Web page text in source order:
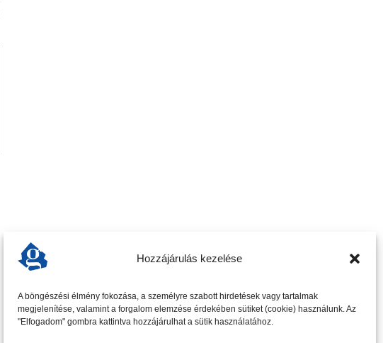
Hozzájárulás kezelése
A böngészési élmény fokozása, a személyre szabott hirdetések vagy tartalmak
megjelenítése, valamint a forgalom elemzése érdekében sütiket (cookie) használunk. Az
"Elfogadom" gombra kattintva hozzájárulhat a sütik használatához.